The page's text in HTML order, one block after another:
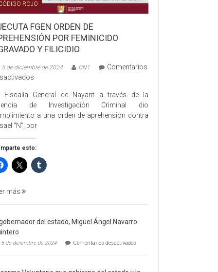
ROJO
FGEN ORDEN DE
POR FEMINICIDO
Y FILICIDIO
5 de diciembre de 2024 CN1
Comentarios
FGEN
ORDEN
DE
APREHENSIÓN
POR
FEMINICIDO
AGRAVADO
Y
Fiscalía General de Nayarit a través de la
de Investigación Criminal dio
a una orden de aprehensión contra
“N”, por
esto:
más
del estado, Miguel Ángel Navarro
5 de diciembre de 2024 Comentarios desactivados
gobernador